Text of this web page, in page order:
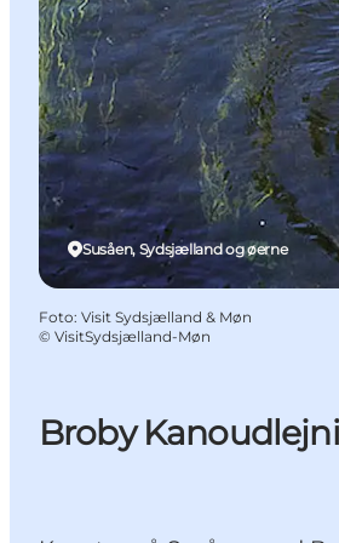
Broby
Susåen, Sydsjælland og øerne
Foto: Visit Sydsjælland & Møn
© VisitSydsjælland-Møn